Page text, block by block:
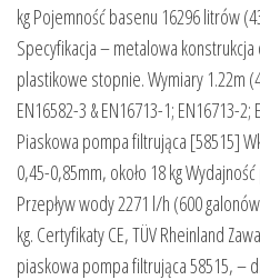
kg Pojemność basenu 16296 litrów
Specyfikacja – metalowa
plastikowe stopnie. Wymiary 1.22m
EN16582-3 & EN16713-1; EN16713-
Piaskowa pompa filtrująca [58515]
0,45-0,85mm, około 18 kg
Przepływ wody 2271 l/h (600
kg. Certyfikaty CE, TÜV Rheinland
piaskowa pompa filtrująca 58515, –